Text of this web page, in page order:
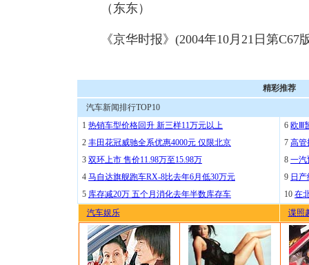
（东东）
《京华时报》(2004年10月21日第C67
精彩推荐
汽车新闻排行TOP10
1 热销车型价格回升 新三样11万元以上
2 丰田花冠威驰全系优惠4000元 仅限北京
3 双环上市 售价11.98万至15.98万
4 马自达旗舰跑车RX-8比去年6月低30万元
5 库存减20万 五个月消化去年半数库存车
6 欧Ⅲ
7 高管
8 一汽
9 日
10 在
汽车娱乐
谍照